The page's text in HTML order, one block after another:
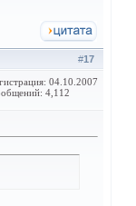
#17
04.10.2007
4,112